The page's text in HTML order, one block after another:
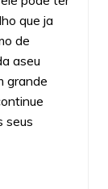
que ja
de
aseu
grande
seus